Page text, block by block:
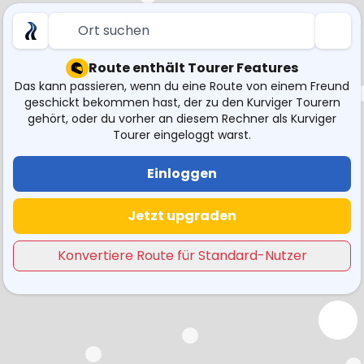
Ort suchen
Route enthält Tourer Features
Das kann passieren, wenn du eine Route von einem Freund
geschickt bekommen hast, der zu den Kurviger Tourern
gehört, oder du vorher an diesem Rechner als Kurviger
Tourer eingeloggt warst.
Einloggen
Jetzt upgraden
Konvertiere Route für Standard-Nutzer